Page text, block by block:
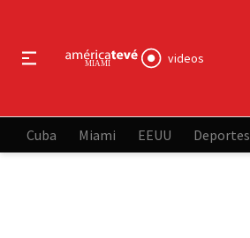
videos
Cuba Miami EEUU Deportes